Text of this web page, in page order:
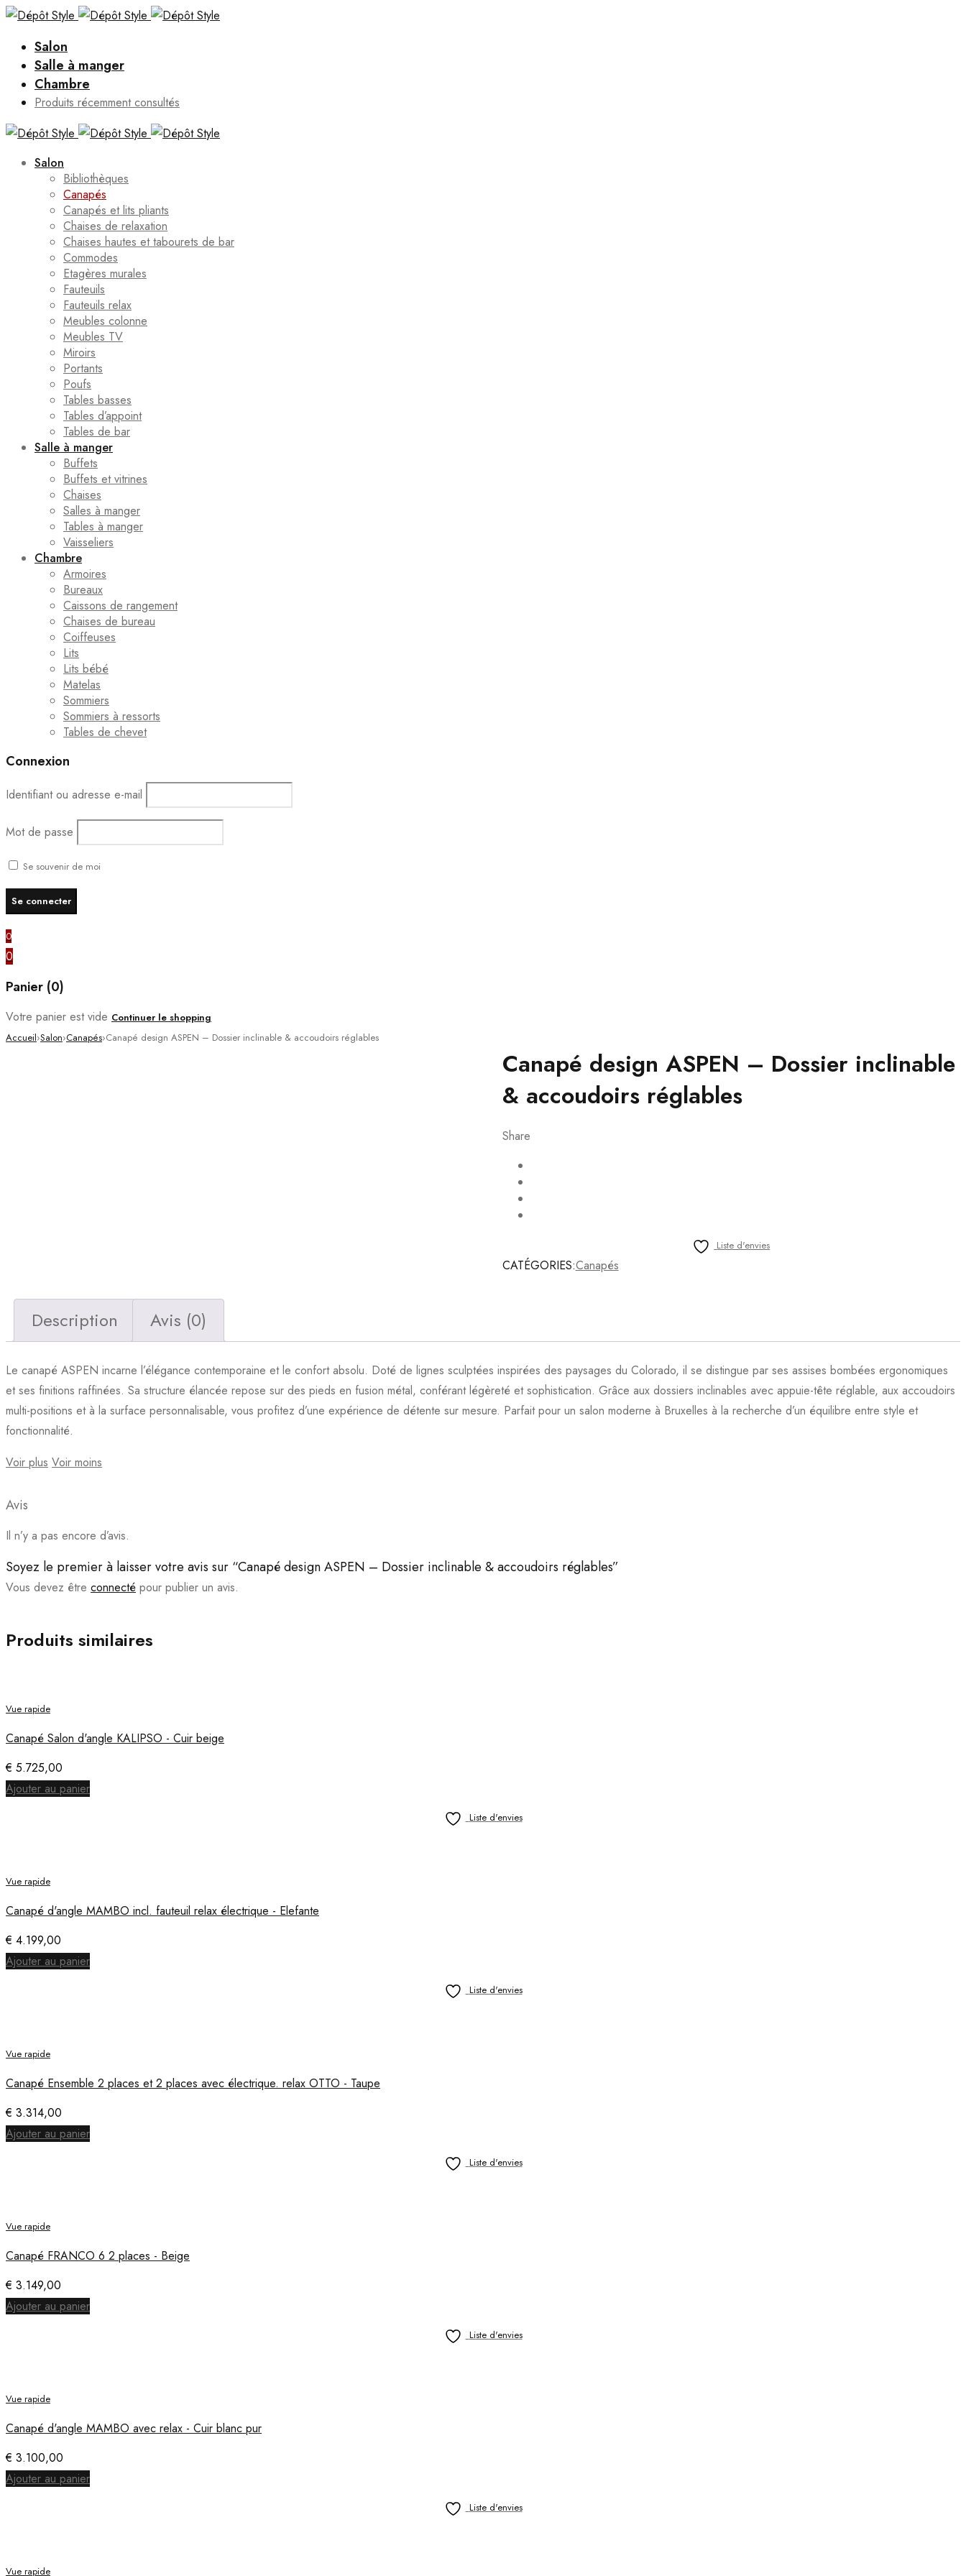
Salon
Salle à manger
Chambre
Produits récemment consultés
Salon
Bibliothèques
Canapés
Canapés et lits pliants
Chaises de relaxation
Chaises hautes et tabourets de bar
Commodes
Etagères murales
Fauteuils
Fauteuils relax
Meubles colonne
Meubles TV
Miroirs
Portants
Poufs
Tables basses
Tables d’appoint
Tables de bar
Salle à manger
Buffets
Buffets et vitrines
Chaises
Salles à manger
Tables à manger
Vaisseliers
Chambre
Armoires
Bureaux
Caissons de rangement
Chaises de bureau
Coiffeuses
Lits
Lits bébé
Matelas
Sommiers
Sommiers à ressorts
Tables de chevet
Connexion
Identifiant ou adresse e-mail
Mot de passe
Se souvenir de moi
0
0
Panier (0)
Votre panier est vide Continuer le shopping
Accueil›Salon›Canapés›Canapé design ASPEN – Dossier inclinable & accoudoirs réglables
Canapé design ASPEN – Dossier inclinable
& accoudoirs réglables
Share
Liste d'envies
CATÉGORIES:Canapés
Description Avis (0)
Le canapé ASPEN incarne l’élégance contemporaine et le confort absolu. Doté de lignes sculptées inspirées des paysages du Colorado, il se distingue par ses assises bombées ergonomiques
et ses finitions raffinées. Sa structure élancée repose sur des pieds en fusion métal, conférant légèreté et sophistication. Grâce aux dossiers inclinables avec appuie-tête réglable, aux accoudoirs
multi-positions et à la surface personnalisable, vous profitez d’une expérience de détente sur mesure. Parfait pour un salon moderne à Bruxelles à la recherche d’un équilibre entre style et
fonctionnalité.
Voir plus Voir moins
Avis
Il n’y a pas encore d’avis.
Soyez le premier à laisser votre avis sur “Canapé design ASPEN – Dossier inclinable & accoudoirs réglables”
Vous devez être connecté pour publier un avis.
Produits similaires
Vue rapide
Canapé Salon d'angle KALIPSO - Cuir beige
€ 5.725,00
Ajouter au panier
Liste d'envies
Vue rapide
Canapé d'angle MAMBO incl. fauteuil relax électrique - Elefante
€ 4.199,00
Ajouter au panier
Liste d'envies
Vue rapide
Canapé Ensemble 2 places et 2 places avec électrique. relax OTTO - Taupe
€ 3.314,00
Ajouter au panier
Liste d'envies
Vue rapide
Canapé FRANCO 6 2 places - Beige
€ 3.149,00
Ajouter au panier
Liste d'envies
Vue rapide
Canapé d'angle MAMBO avec relax - Cuir blanc pur
€ 3.100,00
Ajouter au panier
Liste d'envies
Vue rapide